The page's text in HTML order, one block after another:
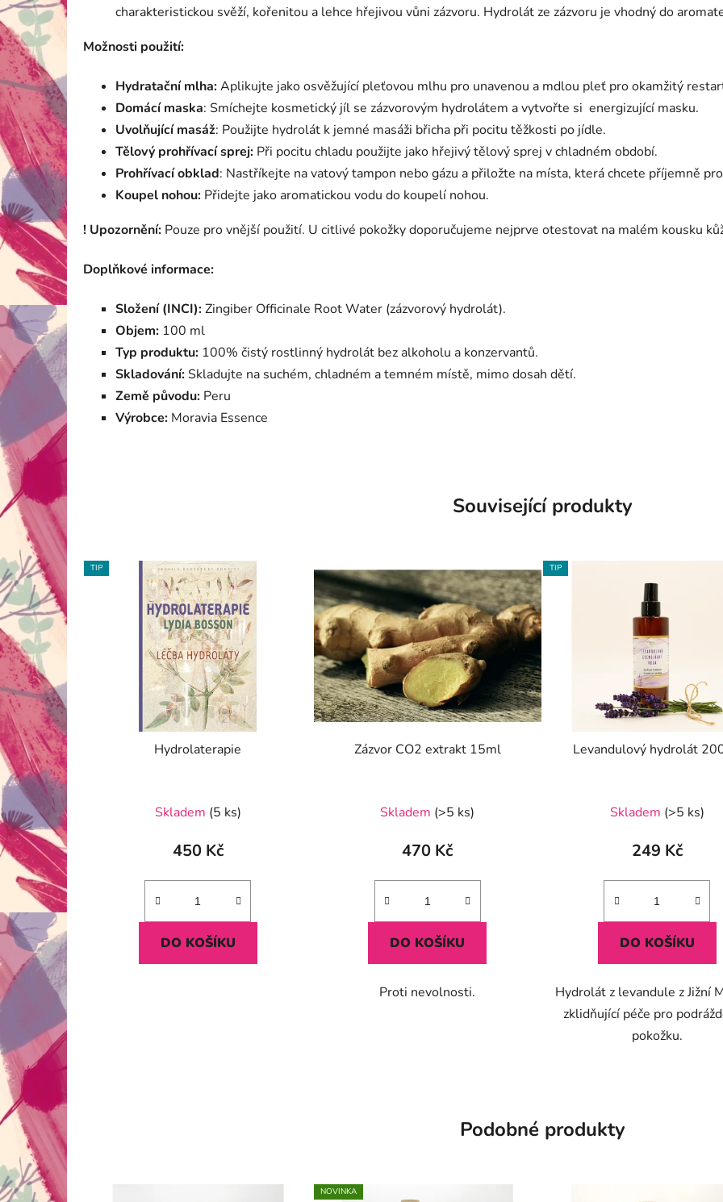
charakteristickou svěží, kořenitou a lehce hřejivou vůni zázvoru. Hydrolát ze zázvoru je vhodný do
Možnosti použití:
Hydratační mlha:Aplikujte jako osvěžující pleťovou mlhu pro unavenou a mdlou pleť pro okamžitý
Domácí maska: Smíchejte kosmetický jíl se zázvorovým hydrolátem a vytvořte si energizující masku.
Uvolňující masáž: Použijte hydrolát k jemné masáži břicha při pocitu těžkosti po jídle.
Tělový prohřívací sprej: Při pocitu chladu použijte jako hřejivý tělový sprej v chladném období.
Prohřívací obklad: Nastříkejte na vatový tampon nebo gázu a přiložte na místa, která chcete příjemně
Koupel nohou: Přidejte jako aromatickou vodu do koupelí nohou.
! Upozornění: Pouze pro vnější použití. U citlivé pokožky doporučujeme nejprve otestovat na malém kousku
Doplňkové informace:
Složení (INCI):Zingiber Officinale Root Water (zázvorový hydrolát).
Objem: 100 ml
Typ produktu: 100% čistý rostlinný hydrolát bez alkoholu a konzervantů.
Skladování:Skladujte na suchém, chladném a temném místě, mimo dosah dětí.
Země původu: Peru
Výrobce: Moravia Essence
Související produkty
TIP
Hydrolaterapie
Skladem (5 ks)
450 Kč
DO KOŠÍKU
Zázvor CO2 extrakt 15ml
Skladem (>5 ks)
470 Kč
DO KOŠÍKU
Proti nevolnosti.
TIP
Levandulový hydrolát
Skladem (>5 ks)
249 Kč
DO KOŠÍKU
Hydrolát z levandule z Jižní
zklidňující péče pro
pokožku.
Podobné produkty
NOVINKA